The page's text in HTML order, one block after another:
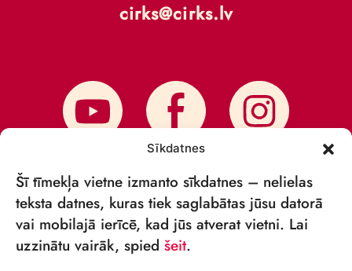
Sīkdatnes
Šī tīmekļa vietne izmanto sīkdatnes – nelielas
teksta datnes, kuras tiek saglabātas jūsu datorā
vai mobilajā ierīcē, kad jūs atverat vietni. Lai
uzzinātu vairāk, spied šeit.
cirks@cirks.lv
SUBSCRIBE TO NEWS